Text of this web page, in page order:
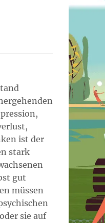
ist der
stark
gut
müssen
sie auf